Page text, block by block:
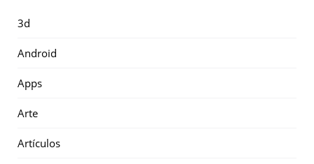
3d
Android
Apps
Arte
Artículos